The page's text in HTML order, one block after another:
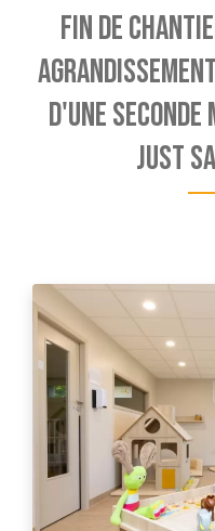
FIN DE
d'une
Just